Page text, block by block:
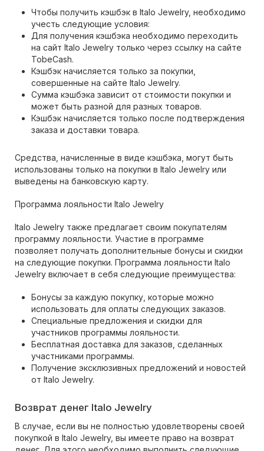
Чтобы получить кэшбэк в Italo Jewelry, необходимо
учесть следующие условия:
Для получения кэшбэка необходимо переходить
на сайт Italo Jewelry только через ссылку на сайте
TobeCash.
Кэшбэк начисляется только за покупки,
совершенные на сайте Italo Jewelry.
Сумма кэшбэка зависит от стоимости покупки и
может быть разной для разных товаров.
Кэшбэк начисляется только после подтверждения
заказа и доставки товара.
Средства, начисленные в виде кэшбэка, могут быть
использованы только на покупки в Italo Jewelry или
выведены на банковскую карту.
Программа лояльности Italo Jewelry
Italo Jewelry также предлагает своим покупателям
программу лояльности. Участие в программе
позволяет получать дополнительные бонусы и скидки
на следующие покупки. Программа лояльности Italo
Jewelry включает в себя следующие преимущества:
Бонусы за каждую покупку, которые можно
использовать для оплаты следующих заказов.
Специальные предложения и скидки для
участников программы лояльности.
Бесплатная доставка для заказов, сделанных
участниками программы.
Получение эксклюзивных предложений и новостей
от Italo Jewelry.
Возврат денег Italo Jewelry
В случае, если вы не полностью удовлетворены своей
покупкой в Italo Jewelry, вы имеете право на возврат